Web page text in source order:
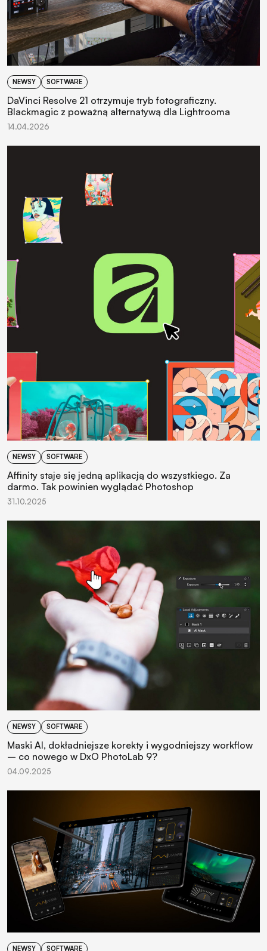
NEWSY SOFTWARE
DaVinci Resolve 21 otrzymuje tryb fotograficzny.
Blackmagic z poważną alternatywą dla Lightrooma
14.04.2026
NEWSY SOFTWARE
Affinity staje się jedną aplikacją do wszystkiego. Za
darmo. Tak powinien wyglądać Photoshop
31.10.2025
NEWSY SOFTWARE
Maski AI, dokładniejsze korekty i wygodniejszy workflow
– co nowego w DxO PhotoLab 9?
04.09.2025
NEWSY SOFTWARE